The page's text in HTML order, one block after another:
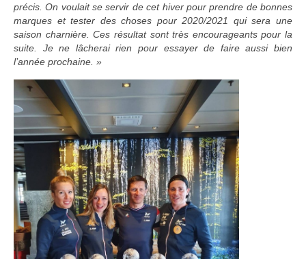
précis. On voulait se servir de cet hiver pour prendre de bonnes
marques et tester des choses pour 2020/2021 qui sera une
saison charnière. Ces résultat sont très encourageants pour la
suite. Je ne lâcherai rien pour essayer de faire aussi bien
l’année prochaine. »